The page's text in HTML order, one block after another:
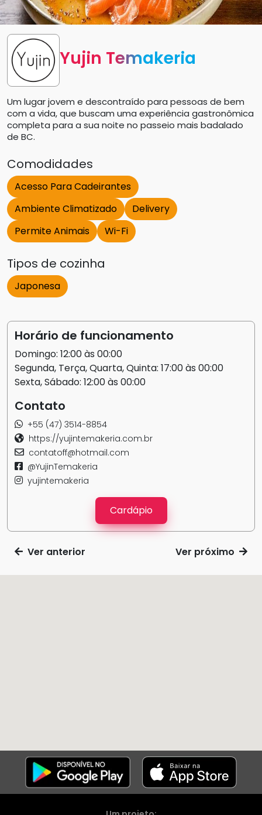
Yujin Temakeria
Um lugar jovem e descontraído para pessoas de bem
com a vida, que buscam uma experiência gastronômica
completa para a sua noite no passeio mais badalado
de BC.
Comodidades
Acesso Para Cadeirantes
Ambiente Climatizado
Delivery
Permite Animais
Wi-Fi
Tipos de cozinha
Japonesa
Horário de funcionamento
Domingo: 12:00 às 00:00
Segunda, Terça, Quarta, Quinta: 17:00 às 00:00
Sexta, Sábado: 12:00 às 00:00
Contato
+55 (47) 3514-8854
https://yujintemakeria.com.br
contatoff@hotmail.com
@YujinTemakeria
yujintemakeria
Cardápio
Ver anterior Ver próximo